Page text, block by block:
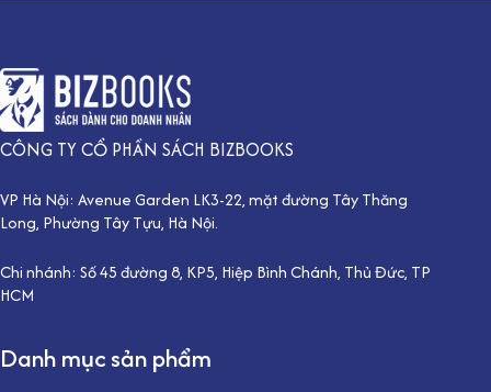
CÔNG TY CỔ PHẦN SÁCH BIZBOOKS
VP Hà Nội: Avenue Garden LK3-22, mặt đường Tây Thăng
Long, Phường Tây Tựu, Hà Nội.
Chi nhánh: Số 45 đường 8, KP5, Hiệp Bình Chánh, Thủ Đức, TP
HCM
Danh mục sản phẩm